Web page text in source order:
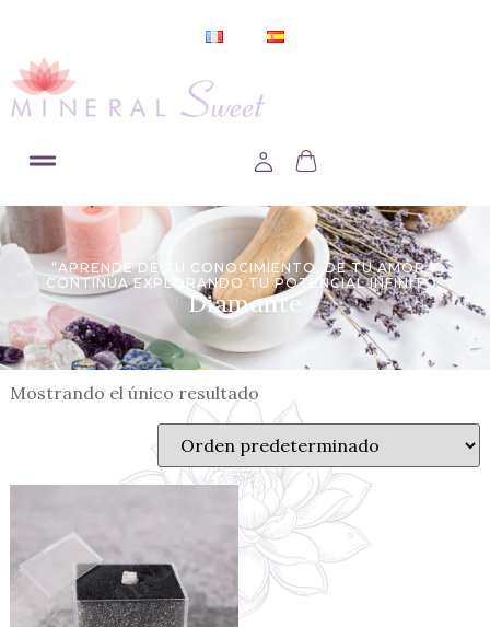
“APRENDE DE TU CONOCIMIENTO, DE TU AMOR Y
CONTINÚA EXPLORANDO TU POTENCIAL INFINITO”
Diamante
Mostrando el único resultado